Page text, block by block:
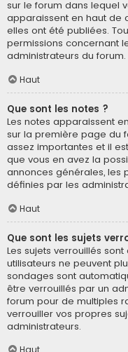
sur le forum dans lequel
apparaissent en haut de
elles ont été publiées.
permissions concernant
administrateurs du forum.
Haut
Que sont les notes ?
Les notes apparaissent
sur la première page du
assez importantes et il
que vous en avez la
annonces générales, les
définies par les
Haut
Que sont les sujets
Les sujets verrouillés
utilisateurs ne peuvent
sondages sont
être verrouillés par un
forum pour de multiples
verrouiller vos propres
administrateurs.